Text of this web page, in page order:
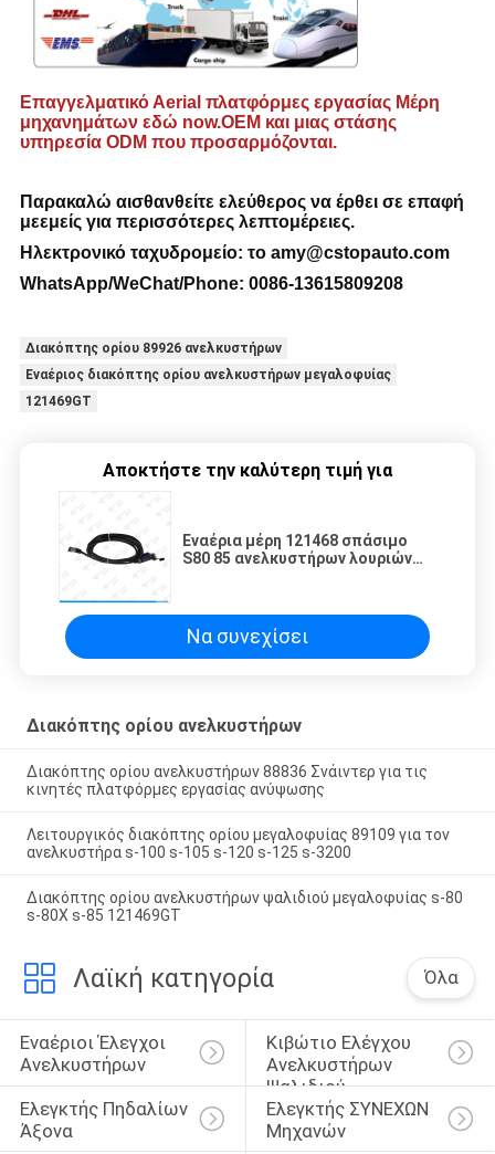
Επαγγελματικό Αerial πλατφόρμες εργασίας Μέρη
μηχανημάτων εδώ now.OEM και μιας στάσης
υπηρεσία ODM που προσαρμόζονται.
Παρακαλώ αισθανθείτε ελεύθερος να έρθει σε επαφή
μεεμείς για περισσότερες λεπτομέρειες.
Ηλεκτρονικό ταχυδρομείο: το amy@cstopauto.com
WhatsApp/WeChat/Phone: 0086-13615809208
Διακόπτης ορίου 89926 ανελκυστήρων
Εναέριος διακόπτης ορίου ανελκυστήρων μεγαλοφυίας
121469GT
Αποκτήστε την καλύτερη τιμή για
Εναέρια μέρη 121468 σπάσιμο
S80 85 ανελκυστήρων λουριών
Να συνεχίσει
Διακόπτης ορίου ανελκυστήρων
Διακόπτης ορίου ανελκυστήρων 88836 Σνάιντερ για τις
κινητές πλατφόρμες εργασίας ανύψωσης
Λειτουργικός διακόπτης ορίου μεγαλοφυίας 89109 για τον
ανελκυστήρα s-100 s-105 s-120 s-125 s-3200
Διακόπτης ορίου ανελκυστήρων ψαλιδιού μεγαλοφυίας s-80
s-80X s-85 121469GT
Λαϊκή κατηγορία Όλα
Εναέριοι Έλεγχοι
Ανελκυστήρων
Κιβώτιο Ελέγχου
Ανελκυστήρων
Ψαλιδιού
Ελεγκτής Πηδαλίων
Άξονα
Ελεγκτής ΣΥΝΕΧΩΝ
Μηχανών